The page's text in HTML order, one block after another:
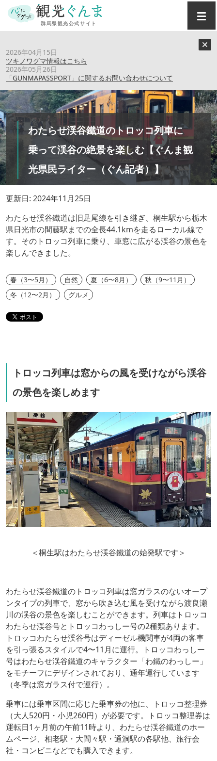
2026年04月15日
ツキノワグマ情報はこちら
2026年05月26日
「GUNMAPASSPORT」に関するお問い合わせについて
わたらせ渓谷鐵道のトロッコ列車に乗って渓谷の絶景を楽し
む【ぐんま観光県民ライター（ぐん記者）】
わたらせ渓谷鐵道のトロッコ列車に
乗って渓谷の絶景を楽しむ【ぐんま観
光県民ライター（ぐん記者）】
更新日: 2024年11月25日
わたらせ渓谷鐵道は旧足尾線を引き継ぎ、桐生駅から栃木
県日光市の間藤駅までの全長44.1kmを走るローカル線で
す。そのトロッコ列車に乗り、車窓に広がる渓谷の景色を
楽しんできました。
春（3〜5月） 自然 夏（6〜8月）
秋（9〜11月）
冬（12〜2月）
グルメ
トロッコ列車は窓からの風を受けながら渓谷
の景色を楽しめます
＜桐生駅はわたらせ渓谷鐵道の始発駅です＞
わたらせ渓谷鐵道のトロッコ列車は窓ガラスのないオープ
ンタイプの列車で、窓から吹き込む風を受けながら渡良瀬
川の渓谷の景色を楽しむことができます。列車はトロッコ
わたらせ渓谷号とトロッコわっしー号の2種類あります。
トロッコわたらせ渓谷号はディーゼル機関車が4両の客車
を引っ張るスタイルで4〜11月に運行。トロッコわっしー
号はわたらせ渓谷鐵道のキャラクター「わ鐵のわっしー」
をモチーフにデザインされており、通年運行しています
（冬季は窓ガラス付で運行）。
乗車には乗車区間に応じた乗車券の他に、トロッコ整理券
（大人520円・小児260円）が必要です。トロッコ整理券は
運転日1ヶ月前の午前11時より、わたらせ渓谷鐵道のホー
ムページ、相老駅・大間々駅・通洞駅の各駅他、旅行会
社・コンビニなどでも購入できます。